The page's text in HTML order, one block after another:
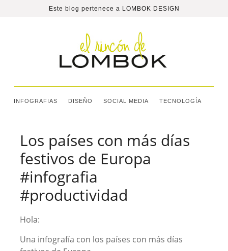
Este blog pertenece a LOMBOK DESIGN
INFOGRAFIAS DISEÑO SOCIAL MEDIA TECNOLOGÍA
Los países con más días
festivos de Europa
#infografia
#productividad
Hola:
Una infografía con los países con más días